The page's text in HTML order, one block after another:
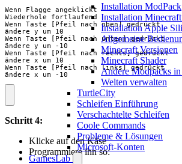
Installation ModPack
Installation Minecraft
Installation Apple
Allgemeine
Minecraft Versionen
Minecraft Shader
Andere Modpacks
Welten verwalten
TurtleCity
Schleifen Einführung
Verschachtelte Schleifen
Coole Commands
Probleme & Lösungen
Microsoft-Konten
GamesLab
Wenn Flagge angeklickt
Wiederhole fortlaufend
Wenn Taste [Pfeil nach oben] gedrückt
ändere y um 10
Wenn Taste [Pfeil nach unten] gedrückt
ändere y um -10
Wenn Taste [Pfeil nach rechts] gedrückt
ändere x um 10
Wenn Taste [Pfeil nach links] gedrückt
ändere x um -10
Schritt 4:
Klicke auf den Käse
Programmiere ihn so: